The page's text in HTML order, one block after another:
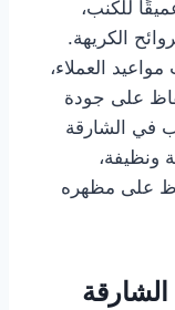
للكنب،
الكريهة.
العملاء،
على جودة
في الشارقة
ونظيفة،
على مظهره